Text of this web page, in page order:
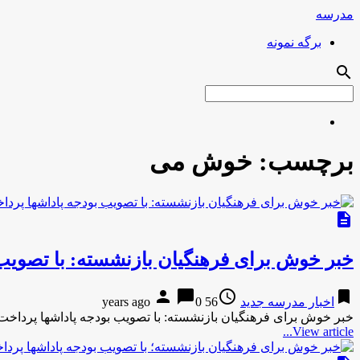
مدرسه
برگه نمونه
search
برچسب: خوش می
description
خبر خوش برای فرهنگیان بازنشسته: با
bookmark اخبار مدرسه جدید access_time
56 years ago
person chat_bubble0
خبر خوش برای فرهنگیان بازنشسته: با تصویب بودجه پاداشها پرداخت می شودخبرآنلاین-19 دقیقه پیش خبر
View article...